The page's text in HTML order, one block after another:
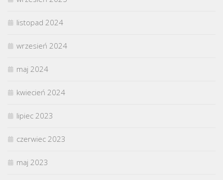
listopad 2024
wrzesień 2024
maj 2024
kwiecień 2024
lipiec 2023
czerwiec 2023
maj 2023